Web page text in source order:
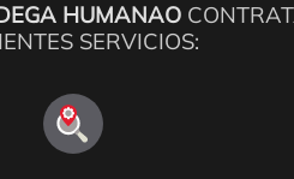
HUMANAO
SERVICIOS: